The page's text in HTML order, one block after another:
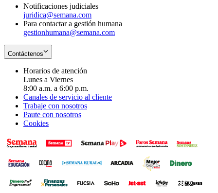
Notificaciones judiciales
juridica@semana.com
Para contactar a gestión humana
gestionhumana@semana.com
Contáctenos
Horarios de atención
Lunes a Viernes
8:00 a.m. a 6:00 p.m.
Canales de servicio al cliente
Trabaje con nosotros
Paute con nosotros
Cookies